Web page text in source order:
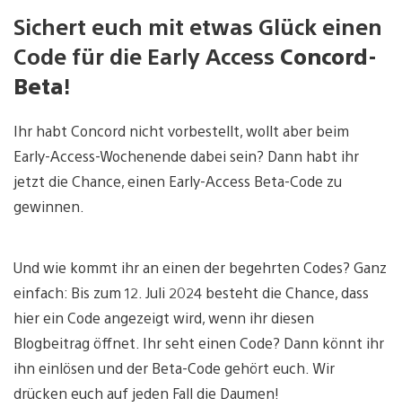
Sichert euch mit etwas Glück einen
Code für die Early Access Concord-
Beta!
Ihr habt Concord nicht vorbestellt, wollt aber beim
Early-Access-Wochenende dabei sein? Dann habt ihr
jetzt die Chance, einen Early-Access Beta-Code zu
gewinnen.
Und wie kommt ihr an einen der begehrten Codes? Ganz
einfach: Bis zum 12. Juli 2024 besteht die Chance, dass
hier ein Code angezeigt wird, wenn ihr diesen
Blogbeitrag öffnet. Ihr seht einen Code? Dann könnt ihr
ihn einlösen und der Beta-Code gehört euch. Wir
drücken euch auf jeden Fall die Daumen!